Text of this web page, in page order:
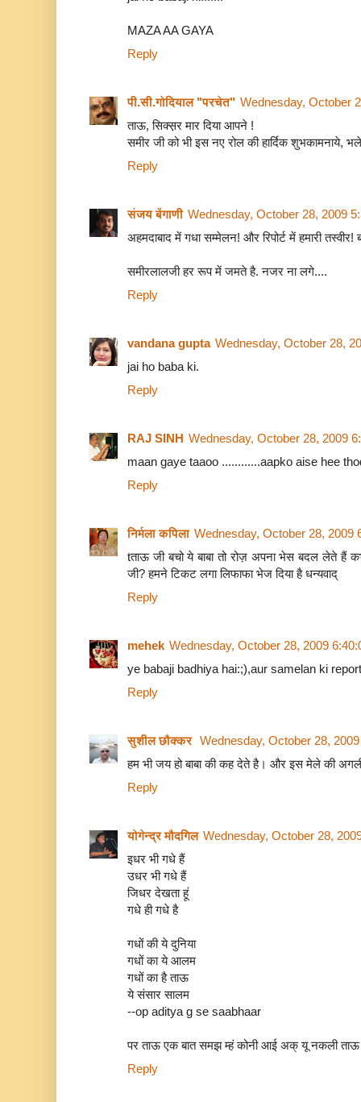
MAZA AA GAYA
Reply
पी.सी.गोदियाल "परचेत" Wednesday, October
ताऊ, सिक्स़र मार दिया आपने !
समीर जी को भी इस नए रोल की हार्दिक शुभकामनाये,
Reply
संजय बेंगाणी Wednesday, October 28, 2009
अहमदाबाद में गधा सम्मेलन! और रिपोर्ट में हमारी तस्वीर!
समीरलालजी हर रूप में जमते है. नजर ना लगे....
Reply
vandana gupta Wednesday, October 28,
jai ho baba ki.
Reply
RAJ SINH Wednesday, October 28, 2009
maan gaye taaoo ............aapko aise hee
Reply
निर्मला कपिला Wednesday, October 28, 2009
tताऊ जी बचो ये बाबा तो रोज़ अपना भेस बदल लेते हैं
जी? हमने टिकट लगा लिफाफा भेज दिया है धन्यवाद्
Reply
mehek Wednesday, October 28, 2009
ye babaji badhiya hai:;),aur samelan ki
Reply
सुशील छौक्कर Wednesday, October 28,
हम भी जय हो बाबा की कह देते है। और इस मेले की
Reply
योगेन्द्र मौदगिल Wednesday, October 28,
इधर भी गधे हैं
उधर भी गधे हैं
जिधर देखता हूं
गधे ही गधे है
गधों की ये दुनिया
गधों का ये आलम
गधों का है ताऊ
ये संसार सालम
--op aditya g se saabhaar
पर ताऊ एक बात समझ म्हं कोनी आई अक् यू नकली ताऊ
Reply